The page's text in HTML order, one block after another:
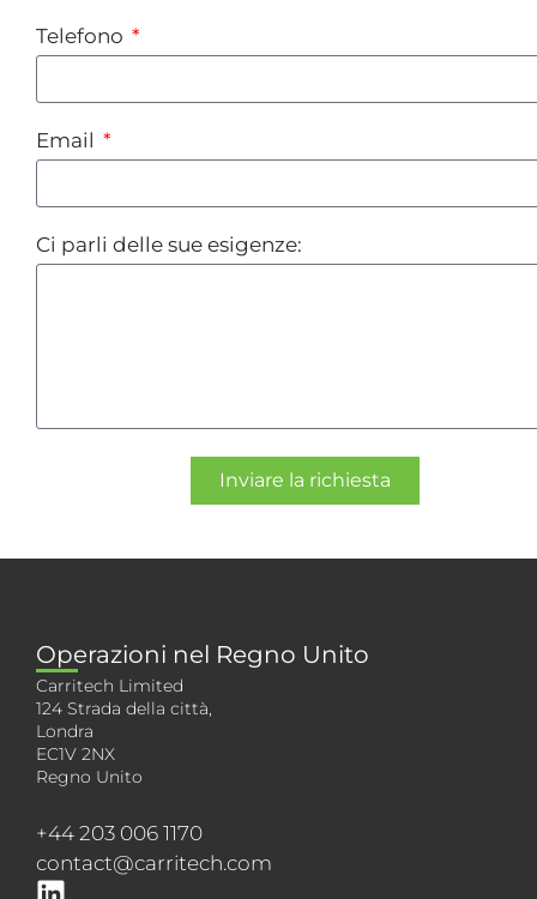
Telefono
Email
Ci parli delle sue esigenze:
Inviare la richiesta
Operazioni nel Regno Unito
Carritech Limited
124 Strada della città,
Londra
EC1V 2NX
Regno Unito
+44 203 006 1170
contact@carritech.com